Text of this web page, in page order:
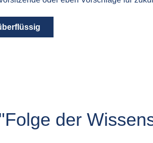
der